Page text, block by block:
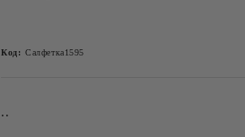
Код: Салфетка1595
..